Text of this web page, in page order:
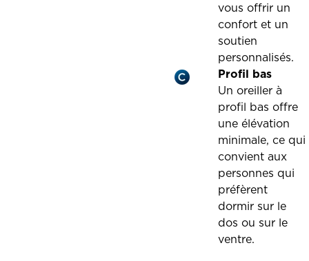
vous offrir un
confort et un
soutien
personnalisés.
Profil bas
Un oreiller à
profil bas offre
une élévation
minimale, ce qui
convient aux
personnes qui
préfèrent
dormir sur le
dos ou sur le
ventre.